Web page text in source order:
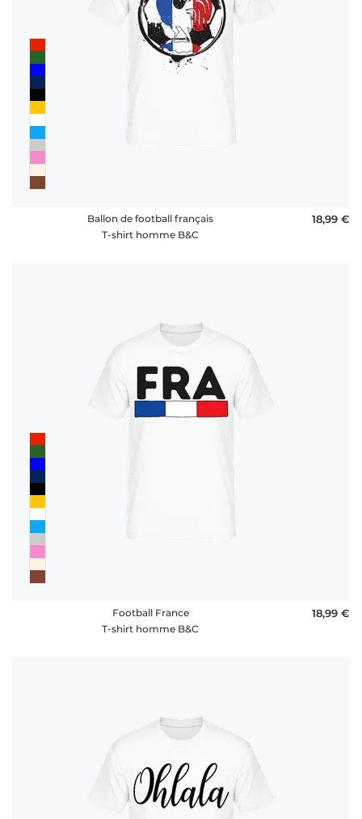
Ballon de football français
T-shirt homme B&C
18,99 €
Football France
T-shirt homme B&C
18,99 €